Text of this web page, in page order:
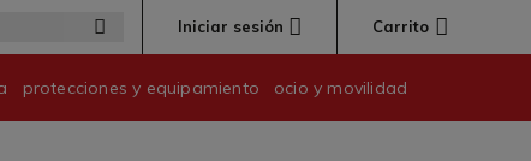
Iniciar sesión Carrito
protecciones y equipamiento ocio y movilidad